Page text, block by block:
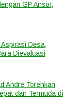
GP Ansor,
Desa,
Dievaluasi
Andre Torehkan
dan Termuda di